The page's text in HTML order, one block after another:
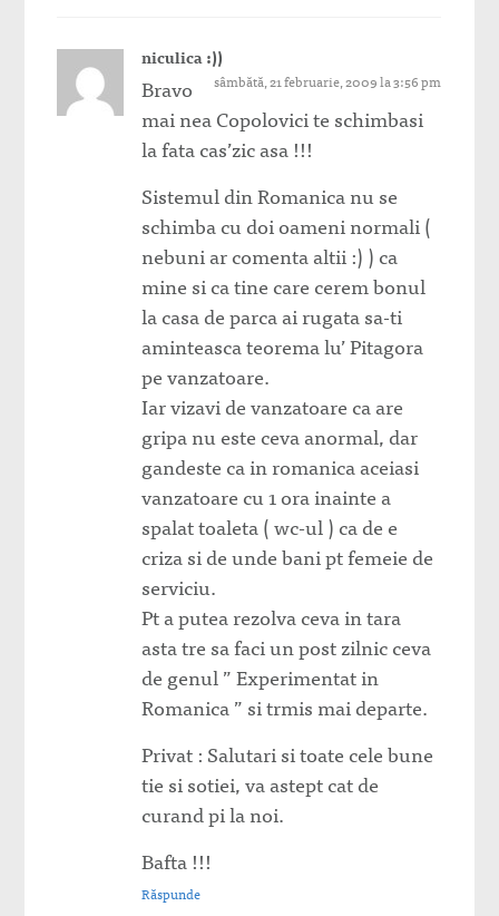
niculica :))
sâmbătă, 21 februarie, 2009 la 3:56 pm
Bravo
mai nea Copolovici te schimbasi
la fata cas’zic asa !!!
Sistemul din Romanica nu se
schimba cu doi oameni normali (
nebuni ar comenta altii :) ) ca
mine si ca tine care cerem bonul
la casa de parca ai rugata sa-ti
aminteasca teorema lu’ Pitagora
pe vanzatoare.
Iar vizavi de vanzatoare ca are
gripa nu este ceva anormal, dar
gandeste ca in romanica aceiasi
vanzatoare cu 1 ora inainte a
spalat toaleta ( wc-ul ) ca de e
criza si de unde bani pt femeie de
serviciu.
Pt a putea rezolva ceva in tara
asta tre sa faci un post zilnic ceva
de genul ” Experimentat in
Romanica ” si trmis mai departe.
Privat : Salutari si toate cele bune
tie si sotiei, va astept cat de
curand pi la noi.
Bafta !!!
Răspunde